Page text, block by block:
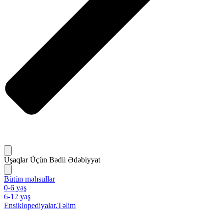
Uşaqlar Üçün Bədii Ədəbiyyat
Bütün məhsullar
0-6 yaş
6-12 yaş
Ensiklopediyalar.Təlim